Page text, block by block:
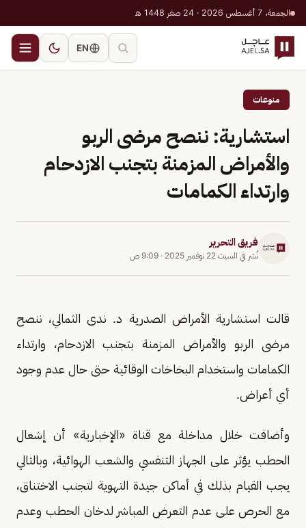
الجمعة، 7 أغسطس 2026 · 24 صفر 1448 هـ
EN
منوعات
استشارية: ننصح مرضى الربو
والأمراض المزمنة بتجنب الازدحام
وارتداء الكمامات
فريق التحرير
نُشر في السبت 22 نوفمبر 2025 · 9:09 ص
قالت استشارية الأمراض الصدرية د. ندى الثمالي، ننصح
مرضى الربو والأمراض المزمنة بتجنب الازدحام، وارتداء
الكمامات واستخدام البخاخات الوقائية حتى حال عدم وجود
أي أعراض.
وأضافت خلال مداخلة مع قناة «الإخبارية» أن إشعال
الحطب يؤثر على الجهاز التنفسي والشعب الهوائية، وبالتالي
يجب القيام بذلك في أماكن جيدة التهوية لتجنب الاختناق،
مع الحرص على عدم التعرض المباشر لدخان الحطب وعدم